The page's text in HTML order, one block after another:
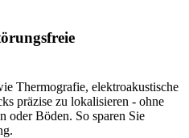
Thermografie, elektroakustische
präzise zu lokalisieren - ohne
oder Böden. So sparen Sie